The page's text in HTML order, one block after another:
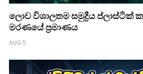
ලොව විශාලතම සමුද්‍රීය ප්ලාස්ටික්
මරණයේ ප්‍රමාණය
AUG 5